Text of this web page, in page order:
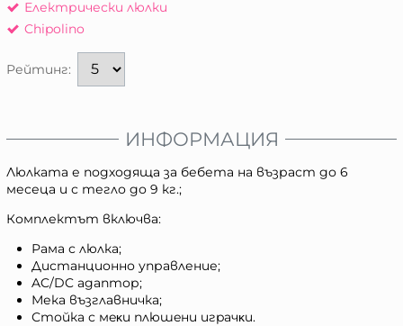
Електрически люлки
Chipolino
Рейтинг:
ИНФОРМАЦИЯ
Люлката е подходяща за бебета на възраст до 6
месеца и с тегло до 9 кг.;
Комплектът включва:
Рама с люлка;
Дистанционно управление;
AC/DC адаптор;
Мека възглавничка;
Стойка с мeĸи плюшeни игpaчĸи.